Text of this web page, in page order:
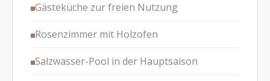
Gästeküche zur freien Nutzung
Rosenzimmer mit Holzofen
Salzwasser-Pool in der Hauptsaison